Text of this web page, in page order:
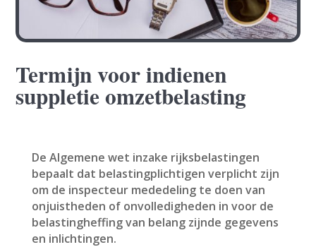
Termijn voor indienen
suppletie omzetbelasting
De Algemene wet inzake rijksbelastingen
bepaalt dat belastingplichtigen verplicht zijn
om de inspecteur mededeling te doen van
onjuistheden of onvolledigheden in voor de
belastingheffing van belang zijnde gegevens
en inlichtingen.